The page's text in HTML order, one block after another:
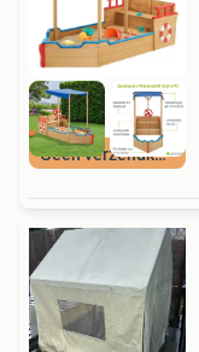
Geen verzendkosten